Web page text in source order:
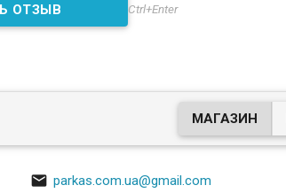
Ctrl+Enter
МАГАЗИН
 parkas.com.ua@gmail.com